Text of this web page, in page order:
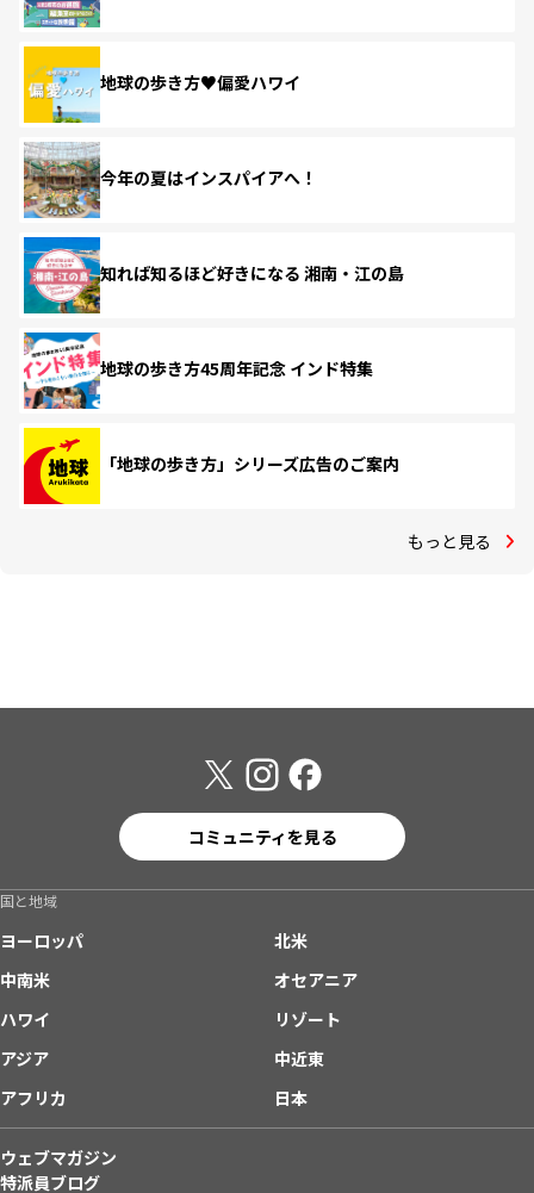
地球の歩き方♥偏愛ハワイ
今年の夏はインスパイアへ！
知れば知るほど好きになる 湘南・江の島
地球の歩き方45周年記念 インド特集
「地球の歩き方」シリーズ広告のご案内
もっと見る
コミュニティを見る
国と地域
ヨーロッパ
北米
中南米
オセアニア
ハワイ
リゾート
アジア
中近東
アフリカ
日本
ウェブマガジン
特派員ブログ